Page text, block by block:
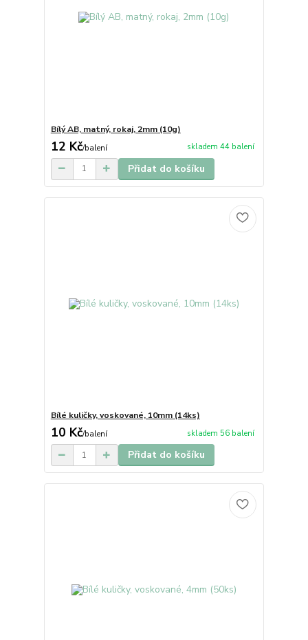
Bílý AB, matný, rokaj, 2mm (10g)
12 Kč/balení skladem 44 balení
Přidat do košíku
Bílé kuličky, voskované, 10mm (14ks)
10 Kč/balení skladem 56 balení
Přidat do košíku